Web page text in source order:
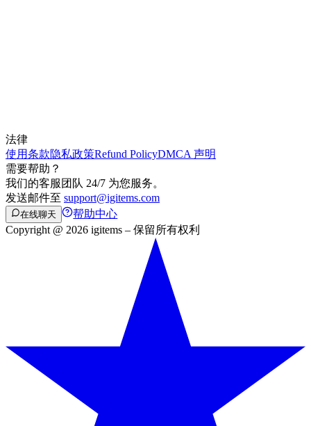
法律
使用条款隐私政策Refund PolicyDMCA 声明
需要帮助？
我们的客服团队 24/7 为您服务。
发送邮件至 support@igitems.com
在线聊天
帮助中心
Copyright @ 2026 igitems – 保留所有权利